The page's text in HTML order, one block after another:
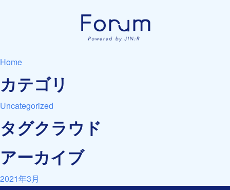
Home
カテゴリ
Uncategorized
タグクラウド
アーカイブ
2021年3月